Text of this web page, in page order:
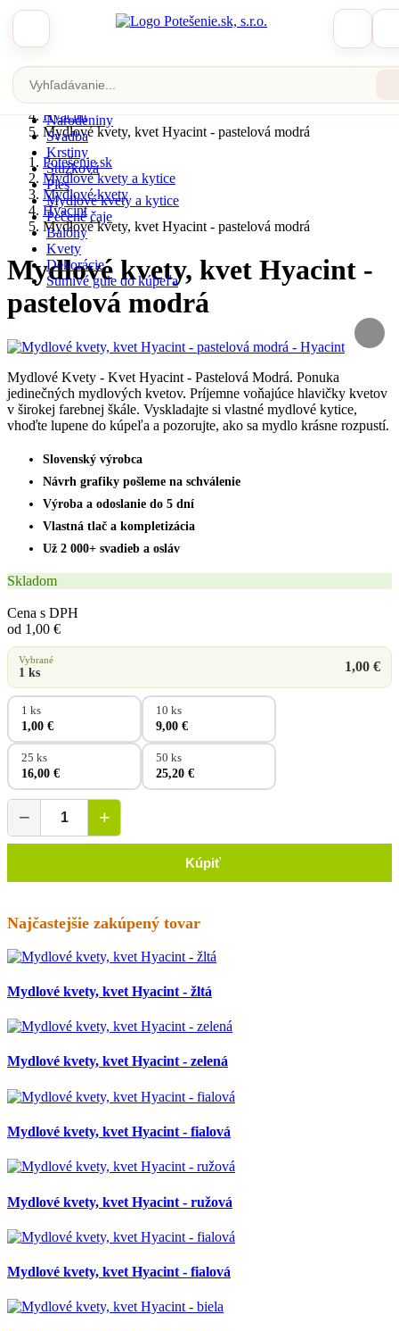
Zobraziť katalóg
Potešenie.sk
Mydlové kvety a kytice
Mydlové kvety
Hyacint
Mydlové kvety, kvet Hyacint - pastelová modrá
Veľká noc
Narodeniny
Svadba
Krstiny
Stužková
Ples
Mydlové kvety a kytice
Pečené čaje
Balóny
Kvety
Dekorácie
Šumivé gule do kúpeľa
Potešenie.sk
Mydlové kvety a kytice
Mydlové kvety
Hyacint
Mydlové kvety, kvet Hyacint - pastelová modrá
Mydlové kvety, kvet Hyacint -
pastelová modrá
Mydlové Kvety - Kvet Hyacint - Pastelová Modrá. Ponuka
jedinečných mydlových kvetov. Príjemne voňajúce hlavičky kvetov
v širokej farebnej škále. Vyskladajte si vlastné mydlové kytice,
vhoďte lupene do kúpeľa a pozorujte, ako sa mydlo krásne rozpustí.
Slovenský výrobca
Návrh grafiky pošleme na schválenie
Výroba a odoslanie do 5 dní
Vlastná tlač a kompletizácia
Už 2 000+ svadieb a osláv
Skladom
Cena s DPH
od 1,00 €
Vybrané
1 ks 1,00 €
1 ks
1,00 €
10 ks
9,00 €
25 ks
16,00 €
50 ks
25,20 €
− +
Kúpiť
Najčastejšie zakúpený tovar
Mydlové kvety, kvet Hyacint - žltá
Mydlové kvety, kvet Hyacint - zelená
Mydlové kvety, kvet Hyacint - fialová
Mydlové kvety, kvet Hyacint - ružová
Mydlové kvety, kvet Hyacint - fialová